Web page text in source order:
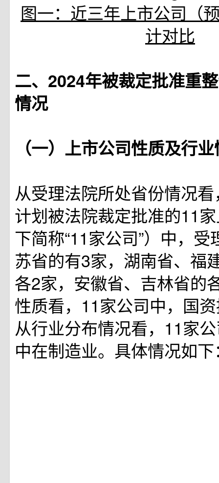
图一：近三年上市公司（
计对比
二、2024年被裁定批准重
情况
（一）上市公司性质及行
从受理法院所处省份情况
计划被法院裁定批准的11
下简称“11家公司”）中，
苏省的有3家，湖南省、福
各2家，安徽省、吉林省的
性质看，11家公司中，国
从行业分布情况看，11家
中在制造业。具体情况如下